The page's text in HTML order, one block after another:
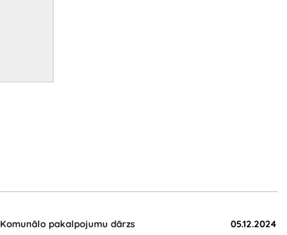
Komunālo pakalpojumu dārzs 05.12.2024